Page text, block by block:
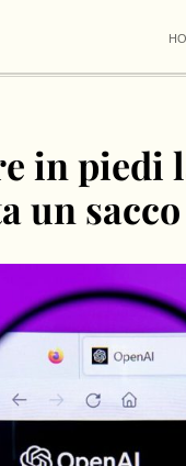
in piedi
un sacco